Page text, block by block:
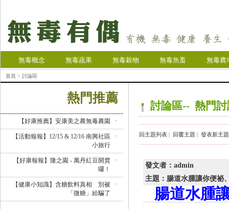
無毒概念 無毒蔬果 無毒穀物 無毒魚畜 無毒農
首頁 > 討論區
熱門推薦
【好康推薦】安康美之農無毒農園
【活動報報】12/15 & 12/16 南興社區
小旅行
【好康報報】隆之園 - 萬丹紅豆開賣
囉！
【健康小知識】含糖飲料真相 別被
「微糖」給騙了
討論區-- 熱門討
回主題列表 | 回覆主題 | 發表新主題
發文者：admin
主題：腸道水腫讓你便祕
腸道水腫